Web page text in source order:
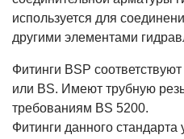
используется для
другими элементами
Фитинги BSP
или BS. Имеют трубную
требованиям BS 5200.
Фитинги данного